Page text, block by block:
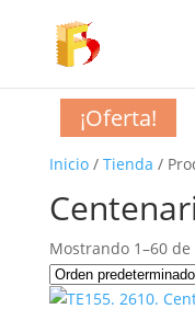
Inicio/ Tienda /
Mostrando 1–60
¡Oferta!
¡Oferta!
¡Oferta!
¡Oferta!
¡Oferta!
¡Oferta!
¡Oferta!
¡Oferta!
¡Oferta!
¡Oferta!
¡Oferta!
¡Oferta!
¡Oferta!
¡Oferta!
¡Oferta!
¡Oferta!
¡Oferta!
¡Oferta!
¡Oferta!
¡Oferta!
¡Oferta!
¡Oferta!
¡Oferta!
¡Oferta!
¡Oferta!
¡Oferta!
¡Oferta!
¡Oferta!
¡Oferta!
¡Oferta!
¡Oferta!
¡Oferta!
¡Oferta!
¡Oferta!
¡Oferta!
¡Oferta!
¡Oferta!
¡Oferta!
¡Oferta!
¡Oferta!
¡Oferta!
¡Oferta!
¡Oferta!
¡Oferta!
¡Oferta!